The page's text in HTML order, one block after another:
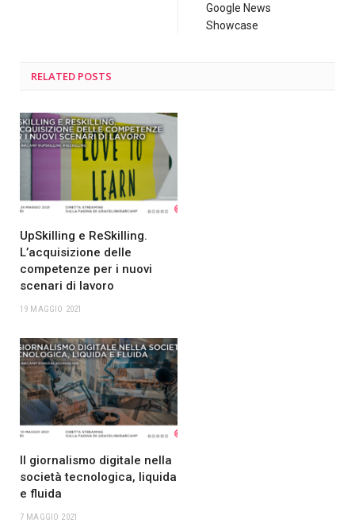
Google News
Showcase
RELATED POSTS
UpSkilling e ReSkilling.
L’acquisizione delle
competenze per i nuovi
scenari di lavoro
19 MAGGIO 2021
Il giornalismo digitale nella
società tecnologica, liquida
e fluida
7 MAGGIO 2021